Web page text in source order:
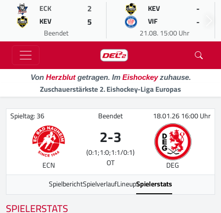
ECK 2
KEV 5
Beendet
KEV -
VIF -
21.08. 15:00 Uhr
Von Herzblutgetragen. Im Eishockeyzuhause.
Zuschauerstärkste 2. Eishockey-Liga Europas
Spieltag: 36 Beendet 18.01.26 16:00 Uhr
ECN
2-3
(0:1;1:0;1:1/0:1)
OT
DEG
SpielberichtSpielverlaufLineupSpielerstats
SPIELERSTATS